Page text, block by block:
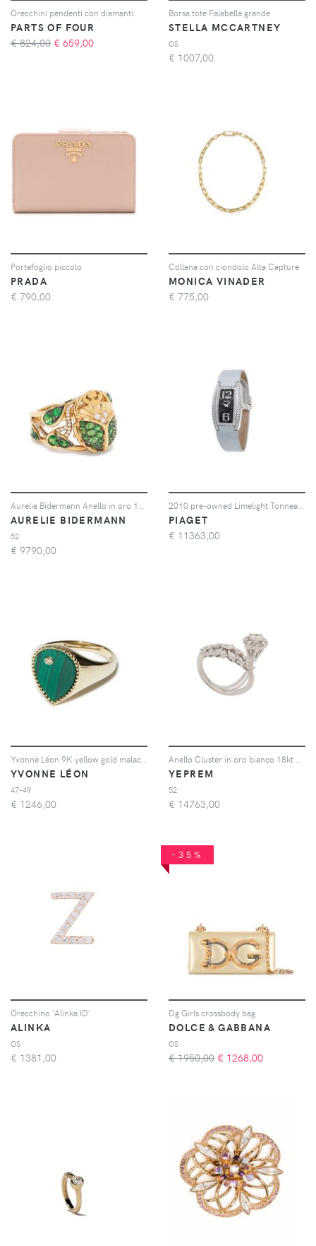
Orecchini pendenti con diamanti
PARTS OF FOUR
€ 824,00 € 659,00
Borsa tote Falabella grande
STELLA MCCARTNEY
OS
€ 1007,00
Portafoglio piccolo
PRADA
€ 790,00
Collana con ciondolo Alta Capture
MONICA VINADER
€ 775,00
AURELIE BIDERMANN
52
€ 9790,00
PIAGET
€ 11363,00
YVONNE LÉON
47-49
€ 1246,00
YEPREM
52
€ 14763,00
Orecchino 'Alinka ID'
ALINKA
OS
€ 1381,00
-35%
Dg Girls crossbody bag
DOLCE & GABBANA
OS
€ 1950,00 € 1268,00